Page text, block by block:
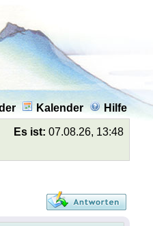
Kalender Hilfe
Es ist: 07.08.26, 13:48